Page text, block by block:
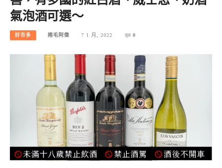
氣泡酒可選～
好市多 捲毛阿偉 7 1 月, 2022 0